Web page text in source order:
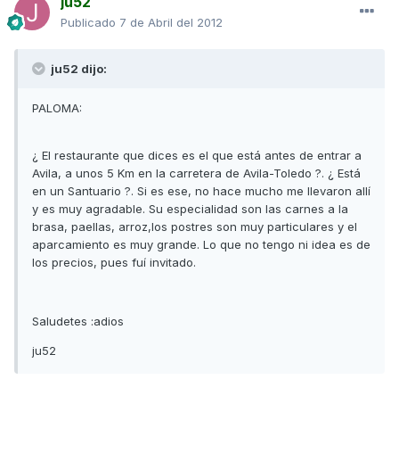
Publicado 7 de Abril del 2012
ju52 dijo:
PALOMA:
¿ El restaurante que dices es el que está antes de entrar a
Avila, a unos 5 Km en la carretera de Avila-Toledo ?. ¿ Está
en un Santuario ?. Si es ese, no hace mucho me llevaron allí
y es muy agradable. Su especialidad son las carnes a la
brasa, paellas, arroz,los postres son muy particulares y el
aparcamiento es muy grande. Lo que no tengo ni idea es de
los precios, pues fuí invitado.
Saludetes :adios
ju52